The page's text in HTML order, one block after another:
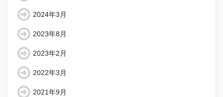
2024年3月
2023年8月
2023年2月
2022年3月
2021年9月